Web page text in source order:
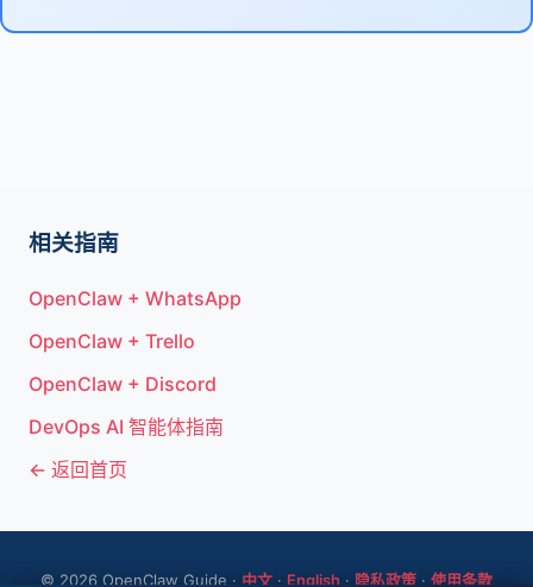
相关指南
OpenClaw + WhatsApp
OpenClaw + Trello
OpenClaw + Discord
DevOps AI 智能体指南
← 返回首页
© 2026 OpenClaw Guide · 中文 · English · 隐私政策 · 使用条款